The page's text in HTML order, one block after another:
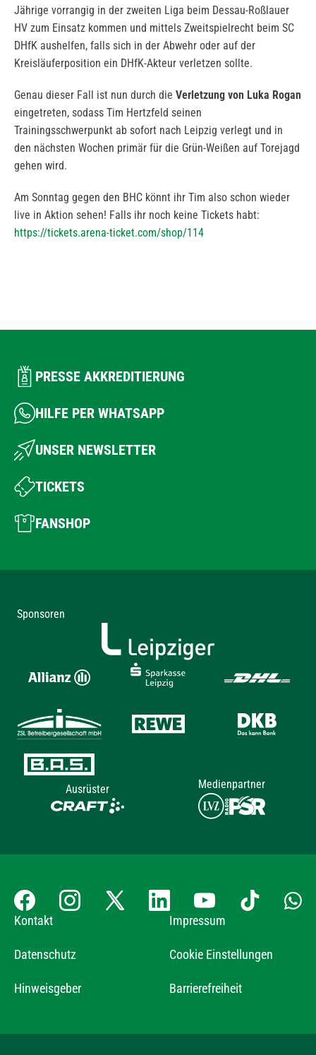
Jährige vorrangig in der zweiten Liga beim Dessau-Roßlauer
HV zum Einsatz kommen und mittels Zweitspielrecht beim SC
DHfK aushelfen, falls sich in der Abwehr oder auf der
Kreisläuferposition ein DHfK-Akteur verletzen sollte.
Genau dieser Fall ist nun durch die Verletzung von Luka Rogan
eingetreten, sodass Tim Hertzfeld seinen
Trainingsschwerpunkt ab sofort nach Leipzig verlegt und in
den nächsten Wochen primär für die Grün-Weißen auf Torejagd
gehen wird.
Am Sonntag gegen den BHC könnt ihr Tim also schon wieder
live in Aktion sehen! Falls ihr noch keine Tickets habt:
https://tickets.arena-ticket.com/shop/114
PRESSE AKKREDITIERUNG
HILFE PER WHATSAPP
UNSER NEWSLETTER
TICKETS
FANSHOP
Sponsoren
Ausrüster Medienpartner
Kontakt Impressum
Datenschutz Cookie Einstellungen
Hinweisgeber Barrierefreiheit